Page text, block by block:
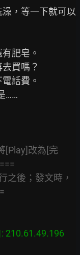
，等一下就可以
肥皂。
買嗎？
話費。
……
[Play]改為[完
之後；發文時，
210.61.49.196